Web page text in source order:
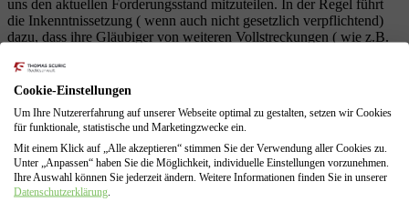
uns den aktuellen Forderungsstand mitzuteilen. In der Regel führt
die Inkenntnissetzung ( wenn auch nicht gesetzlich verpflichtend)
dazu, dass ihre Gläubiger von weiteren Vollstreckungen ( wie z.B.
Versuch der Schuldenbereinigung
Im Anschluss an die Schuldenstandsabfrage führen wir für Sie den
nach § 305 InsO gesetzlich vorgeschriebenen, außergerichtlichen
Schuldenbereinigungsversuch durch. Hierbei legen wir Ihren
Cookie-Einstellungen
Um Ihre Nutzererfahrung auf unserer Webseite optimal zu gestalten, setzen wir Cookies
für funktionale, statistische und Marketingzwecke ein.
Mit einem Klick auf „Alle akzeptieren“ stimmen Sie der Verwendung aller Cookies zu.
Unter „Anpassen“ haben Sie die Möglichkeit, individuelle Einstellungen vorzunehmen.
Ihre Auswahl können Sie jederzeit ändern. Weitere Informationen finden Sie in unserer
Datenschutzerklärung